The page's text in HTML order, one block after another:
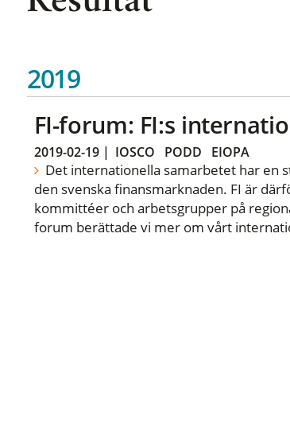
2019
FI-forum: FI:s
2019-02-19| IOSCO PODD EIOPA
Det internationella samarbetet har en
den svenska finansmarknaden. FI är
kommittéer och arbetsgrupper på
forum berättade vi mer om vårt